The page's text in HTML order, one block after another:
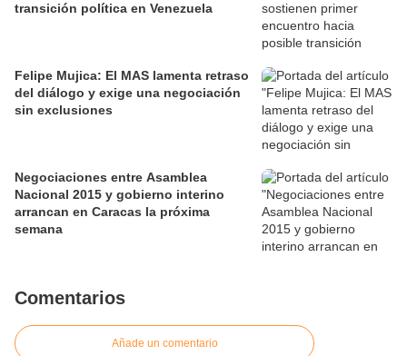
transición política en Venezuela
Felipe Mujica: El MAS lamenta retraso
del diálogo y exige una negociación
sin exclusiones
Negociaciones entre Asamblea
Nacional 2015 y gobierno interino
arrancan en Caracas la próxima
semana
Comentarios
Añade un comentario